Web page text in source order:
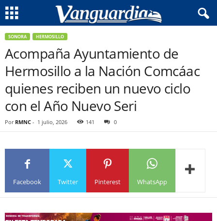
SONORA HERMOSILLO
Acompaña Ayuntamiento de
Hermosillo a la Nación Comcáac
quienes reciben un nuevo ciclo
con el Año Nuevo Seri
Por RMNC - 1 julio, 2026 141 0
Facebook Twitter Pinterest WhatsApp